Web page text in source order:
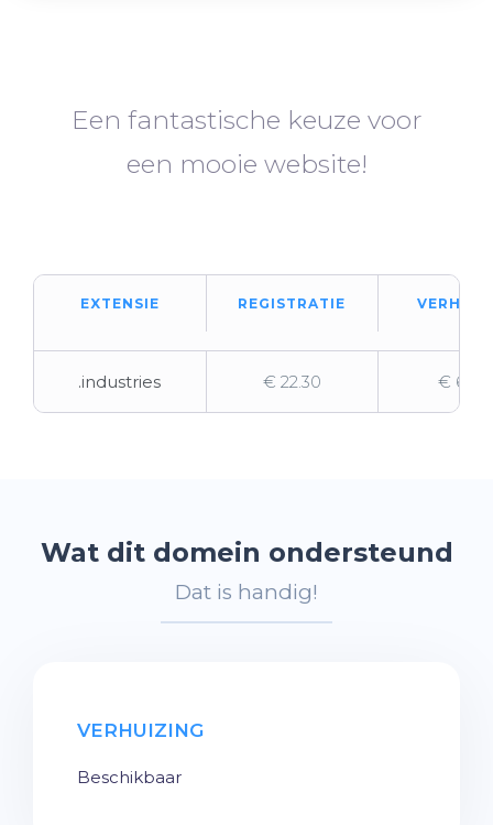
Een fantastische keuze voor
een mooie website!
EXTENSIE REGISTRATIE
.industries € 22.30 € 61.31
Wat dit domein ondersteund
Dat is handig!
VERHUIZING
Beschikbaar